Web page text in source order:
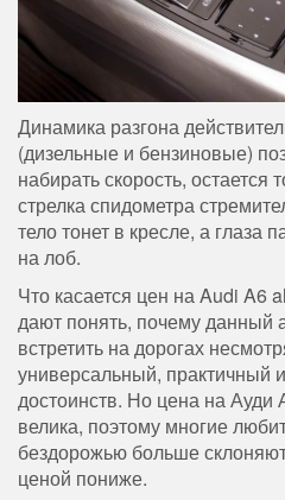
Динамика разгона
(дизельные и бензиновые)
набирать скорость, остается
стрелка спидометра
тело тонет в кресле, а глаза
на лоб.
Что касается цен на Audi A6
дают понять, почему данный
встретить на дорогах
универсальный, практичный
достоинств. Но цена на Ауди
велика, поэтому многие
бездорожью больше
ценой пониже.